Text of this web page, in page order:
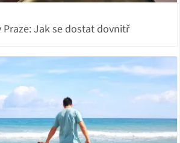
Jak se dostat dovnitř